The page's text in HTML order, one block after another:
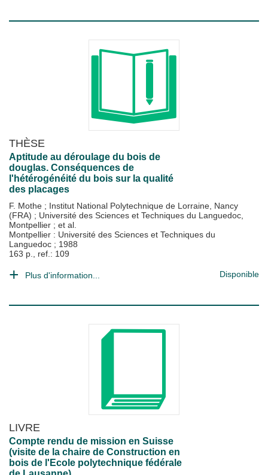
THÈSE
Aptitude au déroulage du bois de
douglas. Conséquences de
l'hétérogénéité du bois sur la qualité
des placages
F. Mothe ; Institut National Polytechnique de Lorraine, Nancy
(FRA) ; Université des Sciences et Techniques du Languedoc,
Montpellier ; et al.
Montpellier : Université des Sciences et Techniques du
Languedoc ; 1988
163 p., ref.: 109
Plus d'information... Disponible
LIVRE
Compte rendu de mission en Suisse
(visite de la chaire de Construction en
bois de l'Ecole polytechnique fédérale